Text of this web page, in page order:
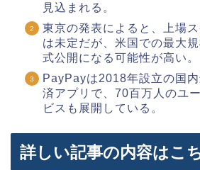
見込まれる。
東京の発表によると、上場
は未定だが、米国での最大
式公開になる可能性が高い。
PayPayは2018年設立の国
済アプリで、70百万人のユ
ビスも展開している。
詳しい記事の内容はこ